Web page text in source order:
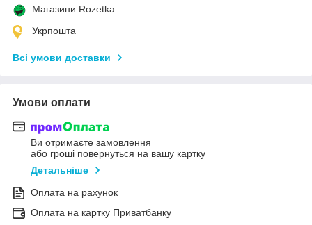
Магазини Rozetka
Укрпошта
Всі умови доставки
Умови оплати
Ви отримаєте замовлення
або гроші повернуться на вашу картку
Детальніше
Оплата на рахунок
Оплата на картку Приватбанку